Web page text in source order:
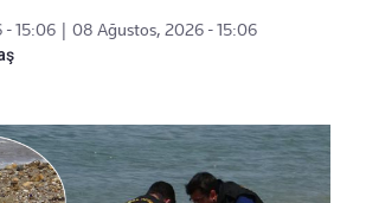
- 15:06
08 Ağustos, 2026 - 15:06